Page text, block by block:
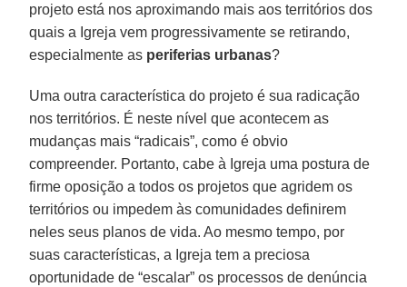
projeto está nos aproximando mais aos territórios dos
quais a Igreja vem progressivamente se retirando,
especialmente as periferias urbanas?
Uma outra característica do projeto é sua radicação
nos territórios. É neste nível que acontecem as
mudanças mais “radicais”, como é obvio
compreender. Portanto, cabe à Igreja uma postura de
firme oposição a todos os projetos que agridem os
territórios ou impedem às comunidades definirem
neles seus planos de vida. Ao mesmo tempo, por
suas características, a Igreja tem a preciosa
oportunidade de “escalar” os processos de denúncia